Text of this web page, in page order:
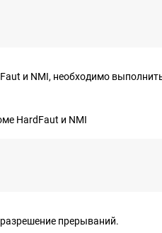
и NMI, необходимо
HardFaut и NMI
прерываний.